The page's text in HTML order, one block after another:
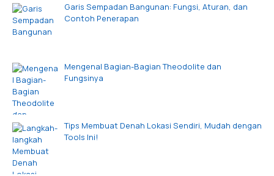
Garis Sempadan Bangunan: Fungsi, Aturan, dan
Contoh Penerapan
Mengenal Bagian-Bagian Theodolite dan
Fungsinya
Tips Membuat Denah Lokasi Sendiri, Mudah dengan
Tools Ini!